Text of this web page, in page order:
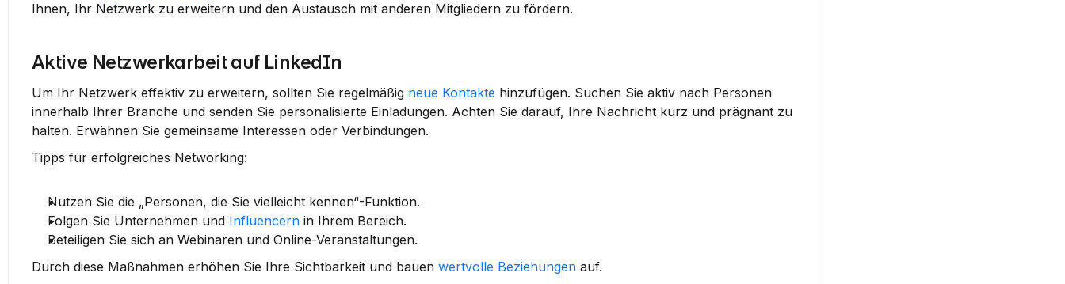
Ihnen, Ihr Netzwerk zu erweitern und den Austausch mit anderen Mitgliedern zu fördern.
Aktive Netzwerkarbeit auf LinkedIn
Um Ihr Netzwerk effektiv zu erweitern, sollten Sie regelmäßig neue Kontakte hinzufügen. Suchen Sie aktiv nach Personen
innerhalb Ihrer Branche und senden Sie personalisierte Einladungen. Achten Sie darauf, Ihre Nachricht kurz und prägnant zu
halten. Erwähnen Sie gemeinsame Interessen oder Verbindungen.
Tipps für erfolgreiches Networking:
Nutzen Sie die „Personen, die Sie vielleicht kennen“-Funktion.
Folgen Sie Unternehmen und Influencern in Ihrem Bereich.
Beteiligen Sie sich an Webinaren und Online-Veranstaltungen.
Durch diese Maßnahmen erhöhen Sie Ihre Sichtbarkeit und bauen wertvolle Beziehungen auf.